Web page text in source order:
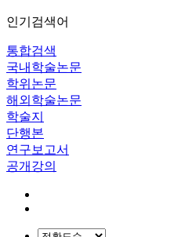
인기검색어
통합검색
국내학술논문
학위논문
해외학술논문
학술지
단행본
연구보고서
공개강의